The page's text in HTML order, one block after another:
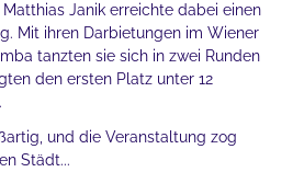
Janik erreichte dabei einen
Mit ihren Darbietungen im Wiener
tanzten sie sich in zwei Runden
den ersten Platz unter 12
und die Veranstaltung zog
Städt...